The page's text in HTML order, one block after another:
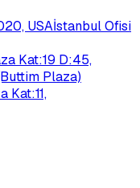
USAİstanbul Ofisi
Kat:19 D:45,
Plaza)
Kat:11,